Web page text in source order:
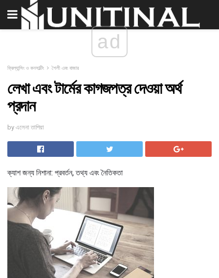
ad
ফ্রিল্যান্সিং ও কনসাল্টিং শৈলী এবং বাজার
লেখা এবং টার্মের কাগজপত্র দেওয়া অর্থ
প্রদান
by এলেনা তাপিয়া
ক্যাশ জন্য নিশানা: প্রবর্তন, তথ্য এবং নৈতিকতা